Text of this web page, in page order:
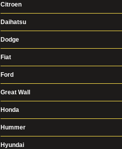
Citroen
Daihatsu
Dodge
Fiat
Ford
Great Wall
Honda
Hummer
Hyundai